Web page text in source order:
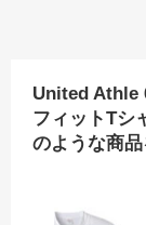
United Athle
フィットTシ
のような商品
ーサイズコンフォ
Stitch オープン